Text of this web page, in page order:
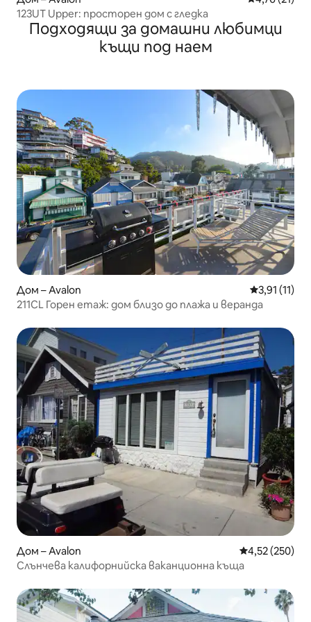
123UT Upper: просторен дом с гледка
Подходящи за домашни любимци
къщи под наем
Дом – Avalon Средна
3,91 (11)
211CL Горен етаж: дом близо до плажа и веранда
Дом – Avalon Средна
4,52 (250)
Слънчева калифорнийска ваканционна къща